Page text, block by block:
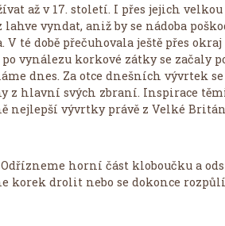
až v 17. století. I přes jejich
vyndat, aniž by se nádoba
té době přečuhovala ještě přes
vynálezu korkové zátky se začaly
dnes. Za otce dnešních vývrtek
z hlavní svých zbraní. Inspirace
nejlepší vývrtky právě z Velké
horní část kloboučku a
korek drolit nebo se dokonce